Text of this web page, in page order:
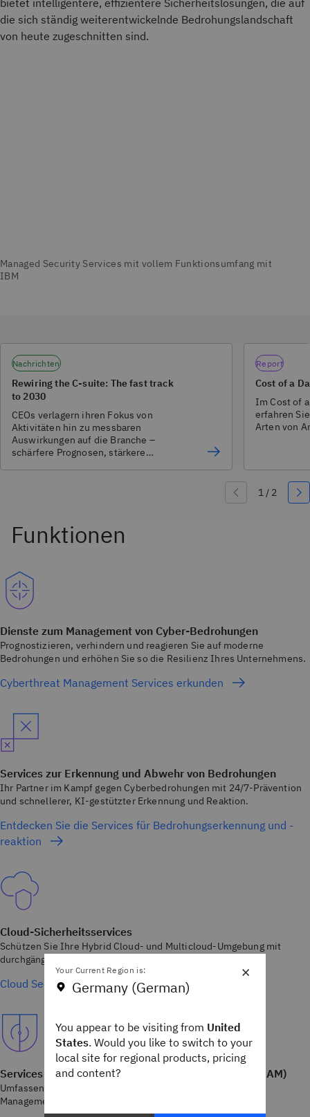
bietet intelligentere, effizientere Sicherheitslösungen, die auf
die sich ständig weiterentwickelnde Bedrohungslandschaft
von heute zugeschnitten sind.
Nachrichten
Rewiring the C-suite: The fast track
to 2030
CEOs verlagern ihren Fokus von
Aktivitäten hin zu messbaren
Auswirkungen auf die Branche –
schärfere Prognosen, stärkere
Report
Cost of a
Im Cost of
erfahren
Arten von
Dienste zum Management von Cyber-Bedrohungen
Prognostizieren, verhindern und reagieren Sie auf moderne
Bedrohungen und erhöhen Sie so die Resilienz Ihres Unternehmens.
Cyberthreat Management Services erkunden
Services zur Erkennung und Abwehr von Bedrohungen
Ihr Partner im Kampf gegen Cyberbedrohungen mit 24/7-Prävention
und schnellerer, KI-gestützter Erkennung und Reaktion.
Entdecken Sie die Services für Bedrohungserkennung und -
reaktion
Cloud-Sicherheitsservices
Schützen Sie Ihre Hybrid Cloud- und Multicloud-Umgebung mit
durchgängiger Transparenz, Verwaltung und Sanierung.
Cloud Security Services erkunden
Services für das Identity und Access Management (IAM)
Umfassendes, sicheres und konformes Identity und Access
Management (IAM) für das moderne Unternehmen.
×
Your Current Region is:
Germany (German)
You appear to be visiting from United
States. Would you like to switch to your
local site for regional products, pricing
and content?